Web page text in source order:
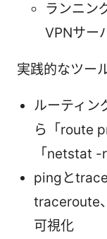
ランニン
VPNサー
実践的なツー
ルーティン
ら「route
「netstat -
pingと
traceroute
可視化